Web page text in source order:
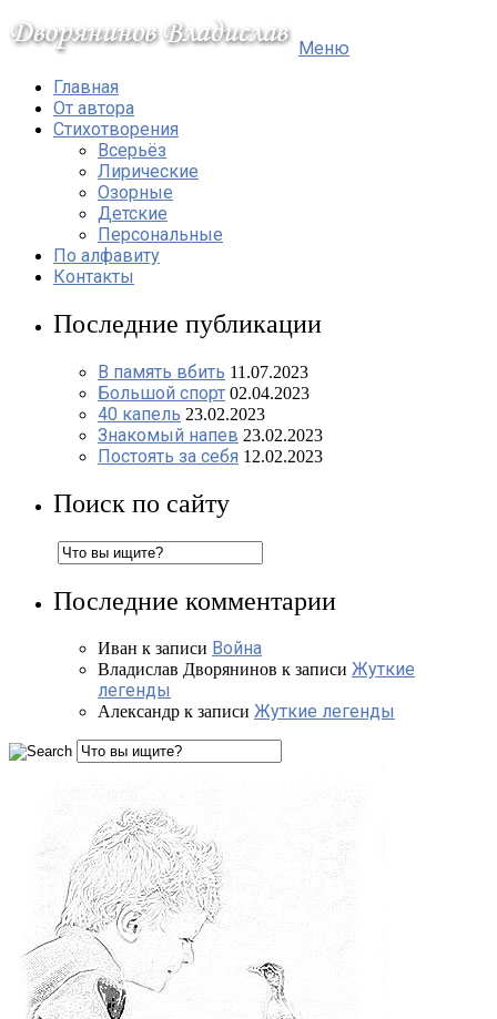
Меню
Главная
От автора
Стихотворения
Всерьёз
Лирические
Озорные
Детские
Персональные
По алфавиту
Контакты
Последние публикации
В память вбить 11.07.2023
Большой спорт 02.04.2023
40 капель 23.02.2023
Знакомый напев 23.02.2023
Постоять за себя 12.02.2023
Поиск по сайту
Последние комментарии
Иван к записи Война
Владислав Дворянинов к записи Жуткие
легенды
Александр к записи Жуткие легенды